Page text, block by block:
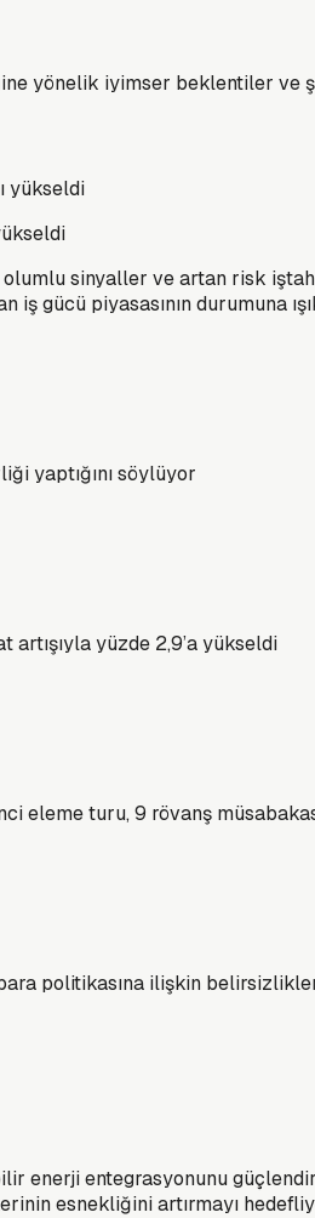
yönelik iyimser beklentiler
sinyaller ve artan risk
iş gücü piyasasının durumuna
yaptığını söylüyor
yüzde 2,9’a yükseldi
eleme turu, 9 rövanş
politikasına ilişkin
enerji entegrasyonunu
esnekliğini artırmayı